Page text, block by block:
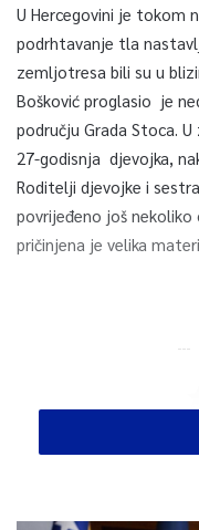
U Hercegovini je tokom
podrhtavanje tla
zemljotresa bili su u
Bošković proglasio je
području Grada Stoca.
27-godisnja djevojka,
Roditelji djevojke i
povrijeđeno još nekoliko
pričinjena je velika